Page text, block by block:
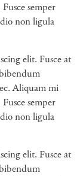
semper
non ligula
elit. Fusce at
Aliquam mi
semper
non ligula
elit. Fusce at